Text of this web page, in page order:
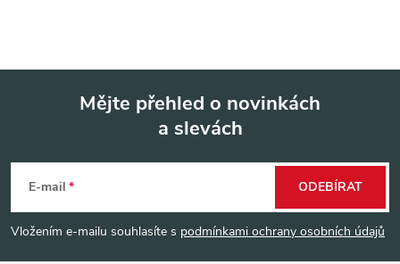
p
Mějte přehled o novinkách
a slevách
E-mail
Vložením e-mailu souhlasíte s podmínkami ochrany osobních údajů
ODEBÍRAT